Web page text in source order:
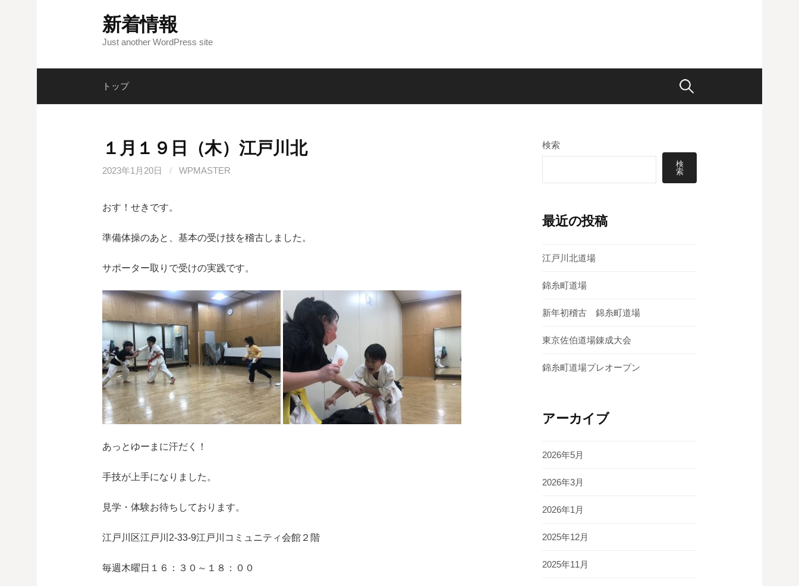
ツ
ス
新着情報
Just another WordPress site
トップ 検
１月１９日（木）江戸川北
2023年1月20日 / WPMASTER
おす！せきです。
準備体操のあと、基本の受け技を稽古しました。
サポーター取りで受けの実践です。
あっとゆーまに汗だく！
手技が上手になりました。
見学・体験お待ちしております。
江戸川区江戸川2-33-9江戸川コミュニティ会館２階
毎週木曜日１６：３０～１８：００
検索
検
索
最近の投稿
江戸川北道場
錦糸町道場
新年初稽古 錦糸町道場
東京佐伯道場錬成大会
錦糸町道場プレオープン
アーカイブ
2026年5月
2026年3月
2026年1月
2025年12月
2025年11月